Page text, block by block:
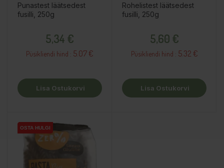
Punastest läätsedest
fusilli, 250g
5,34 €
Püsikliendi hind : 5.07 €
Lisa Ostukorvi
Rohelistest läätsedest
fusilli, 250g
5,60 €
Püsikliendi hind : 5.32 €
Lisa Ostukorvi
OSTA HULGI
OSTA HULGI